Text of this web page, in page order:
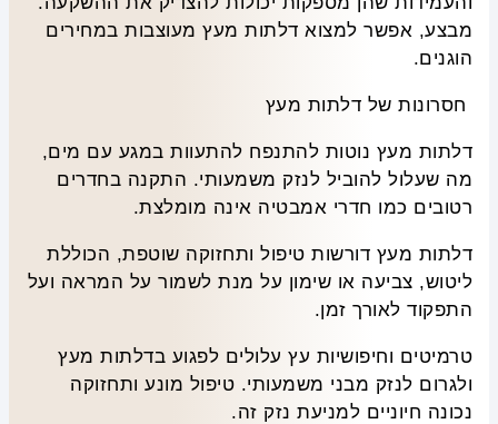
מבצע, אפשר למצוא דלתות מעץ מעוצבות במחירים
הוגנים.
חסרונות של דלתות מעץ
דלתות מעץ נוטות להתנפח להתעוות במגע עם מים,
מה שעלול להוביל לנזק משמעותי. התקנה בחדרים
רטובים כמו חדרי אמבטיה אינה מומלצת.
דלתות מעץ דורשות טיפול ותחזוקה שוטפת, הכוללת
ליטוש, צביעה או שימון על מנת לשמור על המראה ועל
התפקוד לאורך זמן.
טרמיטים וחיפושיות עץ עלולים לפגוע בדלתות מעץ
ולגרום לנזק מבני משמעותי. טיפול מונע ותחזוקה
נכונה חיוניים למניעת נזק זה.